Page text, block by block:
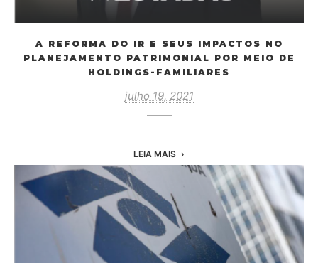
A REFORMA DO IR E SEUS IMPACTOS NO
PLANEJAMENTO PATRIMONIAL POR MEIO DE
HOLDINGS-FAMILIARES
julho 19, 2021
LEIA MAIS